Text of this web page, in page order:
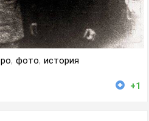
, фото, история
+1